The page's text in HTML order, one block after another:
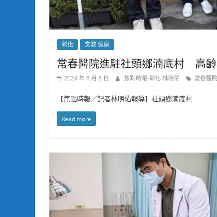
彰化 文教.健康
常春醫院進駐社頭鄉湳底村 高
2024 年 8 月 8 日 焦點時報-彰化 林明佑 常春醫院
【焦點時報／記者林明佑報導】社頭鄉湳底村
Read more